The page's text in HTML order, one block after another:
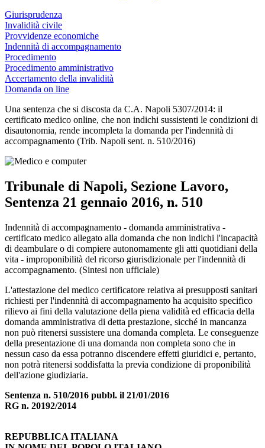
Giurisprudenza
Invalidità civile
Provvidenze economiche
Indennità di accompagnamento
Procedimento
Procedimento amministrativo
Accertamento della invalidità
Domanda on line
Una sentenza che si discosta da C.A. Napoli 5307/2014: il
certificato medico online, che non indichi sussistenti le condizioni di
disautonomia, rende incompleta la domanda per l'indennità di
accompagnamento (Trib. Napoli sent. n. 510/2016)
Tribunale di Napoli, Sezione Lavoro,
Sentenza 21 gennaio 2016, n. 510
Tribunale di Napoli, Sezione Lavoro,
Indennità di accompagnamento - domanda amministrativa -
certificato medico allegato alla domanda che non indichi l'incapacità
di deambulare o di compiere autonomamente gli atti quotidiani della
vita - improponibilità del ricorso giurisdizionale per l'indennità di
accompagnamento. (Sintesi non ufficiale)
L'attestazione del medico certificatore relativa ai presupposti sanitari
richiesti per l'indennità di accompagnamento ha acquisito specifico
rilievo ai fini della valutazione della piena validità ed efficacia della
domanda amministrativa di detta prestazione, sicché in mancanza
non può ritenersi sussistere una domanda completa. Le conseguenze
della presentazione di una domanda non completa sono che in
nessun caso da essa potranno discendere effetti giuridici e, pertanto,
non potrà ritenersi soddisfatta la previa condizione di proponibilità
dell'azione giudiziaria.
Sentenza n. 510/2016 pubbl. il 21/01/2016
RG n. 20192/2014
REPUBBLICA ITALIANA